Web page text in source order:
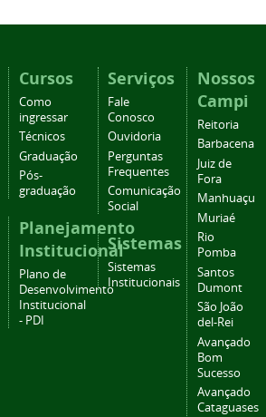
Cursos
Como
ingressar
Técnicos
Graduação
Pós-
graduação
Planejamento
Institucional
Plano de
Desenvolvimento
Institucional
- PDI
Serviços
Fale
Conosco
Ouvidoria
Perguntas
Frequentes
Comunicação
Social
Sistemas
Sistemas
Institucionais
Nossos
Campi
Reitoria
Barbacena
Juiz de
Fora
Manhuaçu
Muriaé
Rio
Pomba
Santos
Dumont
São João
del-Rei
Avançado
Bom
Sucesso
Avançado
Cataguases